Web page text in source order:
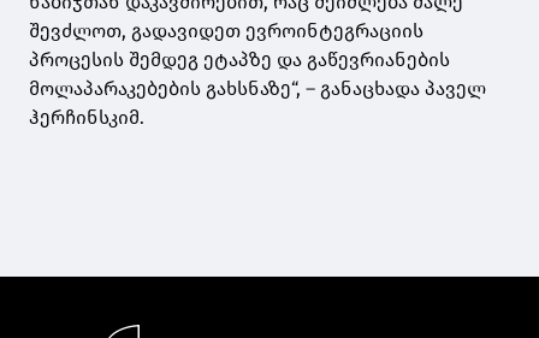
შევძლოთ, გადავიდეთ ევროინტეგრაციის
პროცესის შემდეგ ეტაპზე და გაწევრიანების
მოლაპარაკებების გახსნაზე“, – განაცხადა პაველ
ჰერჩინსკიმ.